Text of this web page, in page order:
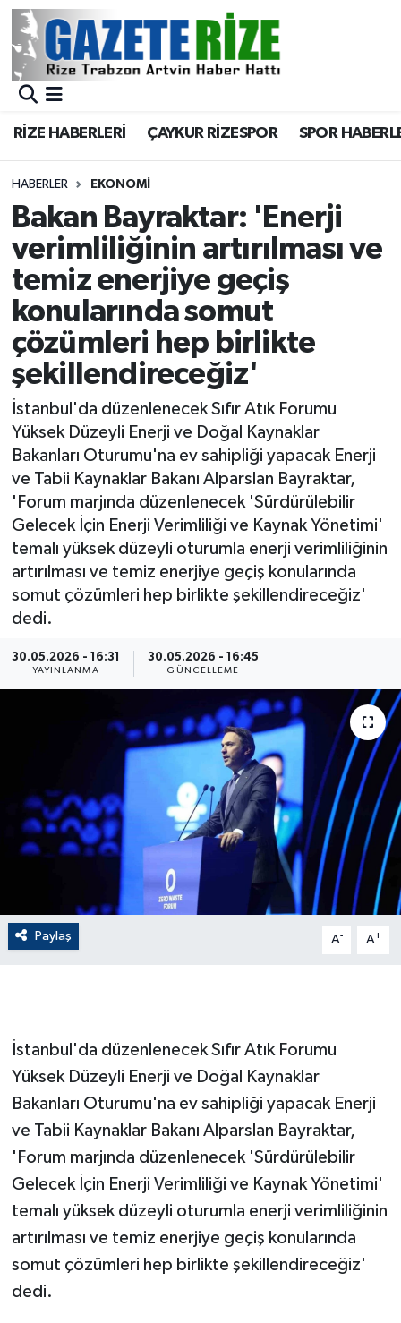
RİZE HABERLERİ ÇAYKUR RİZESPOR SPOR
HABERLER EKONOMİ
Bakan Bayraktar: 'Enerji
verimliliğinin artırılması ve
temiz enerjiye geçiş
konularında somut
çözümleri hep birlikte
şekillendireceğiz'
İstanbul'da düzenlenecek Sıfır Atık Forumu
Yüksek Düzeyli Enerji ve Doğal Kaynaklar
Bakanları Oturumu'na ev sahipliği yapacak Enerji
ve Tabii Kaynaklar Bakanı Alparslan Bayraktar,
'Forum marjında düzenlenecek 'Sürdürülebilir
Gelecek İçin Enerji Verimliliği ve Kaynak Yönetimi'
temalı yüksek düzeyli oturumla enerji verimliliğinin
artırılması ve temiz enerjiye geçiş konularında
somut çözümleri hep birlikte şekillendireceğiz'
dedi.
30.05.2026 - 16:31
YAYINLANMA
30.05.2026 - 16:45
GÜNCELLEME
Paylaş A- A+
İstanbul'da düzenlenecek Sıfır Atık Forumu
Yüksek Düzeyli Enerji ve Doğal Kaynaklar
Bakanları Oturumu'na ev sahipliği yapacak Enerji
ve Tabii Kaynaklar Bakanı Alparslan Bayraktar,
'Forum marjında düzenlenecek 'Sürdürülebilir
Gelecek İçin Enerji Verimliliği ve Kaynak Yönetimi'
temalı yüksek düzeyli oturumla enerji verimliliğinin
artırılması ve temiz enerjiye geçiş konularında
somut çözümleri hep birlikte şekillendireceğiz'
dedi.
BÖLGEMİZ
Asayiş
Rize Jandarma Komutanlığı
Bilim Teknoloji
Bölge
Advertising news
Canlı Maç
ÇEVRE
Dış Haberler
Dünya
EĞİTİM
English News
Flaş Haber
Gayrimenkul
GENEL
Güvenlik
İş Dünyası
Kadın
KÜLTÜR SANAT
MAGAZİN
Otomobil
Merkez Nöbetçi Eczaneler
Merkez Trafik Yoğunluk Haritası
Süper Lig Puan Durumu ve Fikstür
Tüm Manşetler
Son Dakika Haberleri
Haber Arşivi